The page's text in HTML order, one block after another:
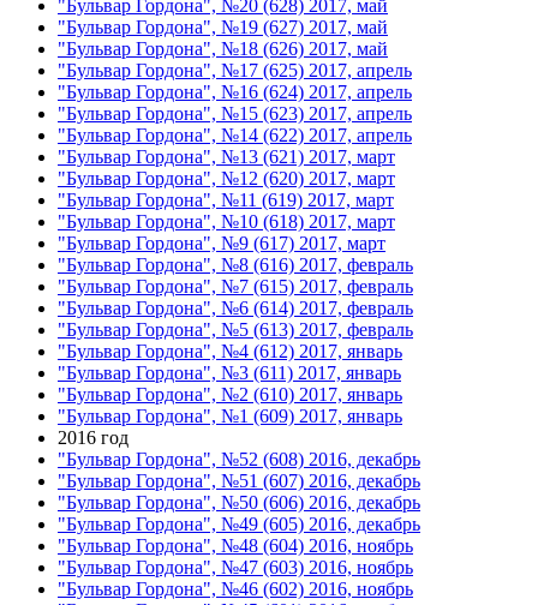
"Бульвар Гордона", №20 (628) 2017, май
"Бульвар Гордона", №19 (627) 2017, май
"Бульвар Гордона", №18 (626) 2017, май
"Бульвар Гордона", №17 (625) 2017, апрель
"Бульвар Гордона", №16 (624) 2017, апрель
"Бульвар Гордона", №15 (623) 2017, апрель
"Бульвар Гордона", №14 (622) 2017, апрель
"Бульвар Гордона", №13 (621) 2017, март
"Бульвар Гордона", №12 (620) 2017, март
"Бульвар Гордона", №11 (619) 2017, март
"Бульвар Гордона", №10 (618) 2017, март
"Бульвар Гордона", №9 (617) 2017, март
"Бульвар Гордона", №8 (616) 2017, февраль
"Бульвар Гордона", №7 (615) 2017, февраль
"Бульвар Гордона", №6 (614) 2017, февраль
"Бульвар Гордона", №5 (613) 2017, февраль
"Бульвар Гордона", №4 (612) 2017, январь
"Бульвар Гордона", №3 (611) 2017, январь
"Бульвар Гордона", №2 (610) 2017, январь
"Бульвар Гордона", №1 (609) 2017, январь
2016 год
"Бульвар Гордона", №52 (608) 2016, декабрь
"Бульвар Гордона", №51 (607) 2016, декабрь
"Бульвар Гордона", №50 (606) 2016, декабрь
"Бульвар Гордона", №49 (605) 2016, декабрь
"Бульвар Гордона", №48 (604) 2016, ноябрь
"Бульвар Гордона", №47 (603) 2016, ноябрь
"Бульвар Гордона", №46 (602) 2016, ноябрь